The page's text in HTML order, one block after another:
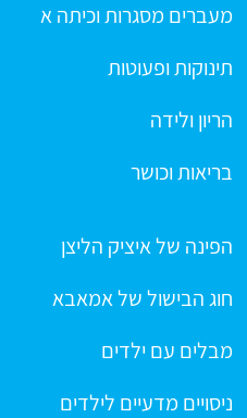
מעברים מסגרות וכיתה א
תינוקות ופעוטות
הריון ולידה
בריאות וכושר
הפינה של איציק הליצן
חוג הבישול של אמאבא
מבלים עם ילדים
ניסויים מדעיים לילדים